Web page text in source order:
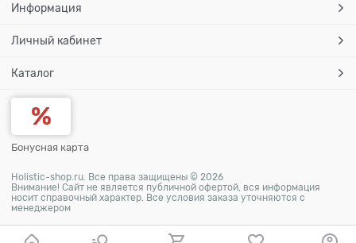
Информация
Личный кабинет
Каталог
Бонусная карта
Holistic-shop.ru. Все права защищены © 2026
Внимание! Сайт не является публичной офертой, вся информация
носит справочный характер. Все условия заказа уточняются с
менеджером